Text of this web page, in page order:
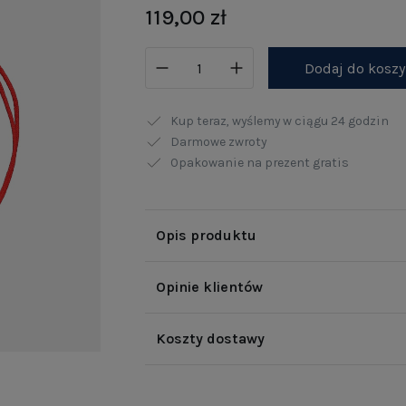
119,00 zł
Dodaj do
Kup teraz, wyślemy w ciągu 24 godzin
Darmowe zwroty
Opakowanie na prezent gratis
Opis produktu
Opinie klientów
Koszty dostawy